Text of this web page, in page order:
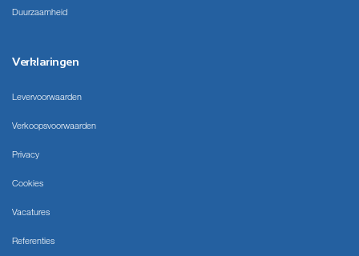
Duurzaamheid
Verklaringen
Levervoorwaarden
Verkoopsvoorwaarden
Privacy
Cookies
Vacatures
Referenties